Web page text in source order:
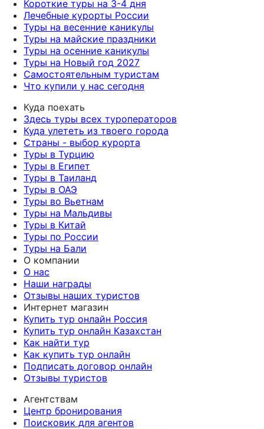
Короткие туры на 3-4 дня
Лечебные курорты России
Туры на весенние каникулы
Туры на майские праздники
Туры на осенние каникулы
Туры на Новый год 2027
Самостоятельным туристам
Что купили у нас сегодня
Куда поехать
Здесь туры всех туроператоров
Куда улететь из твоего города
Страны - выбор курорта
Туры в Турцию
Туры в Египет
Туры в Таиланд
Туры в ОАЭ
Туры во Вьетнам
Туры на Мальдивы
Туры в Китай
Туры по России
Туры на Бали
О компании
О нас
Наши награды
Отзывы наших туристов
Интернет магазин
Купить тур онлайн Россия
Купить тур онлайн Казахстан
Как найти тур
Как купить тур онлайн
Подписать договор онлайн
Отзывы туристов
Агентствам
Центр бронирования
Поисковик для агентов